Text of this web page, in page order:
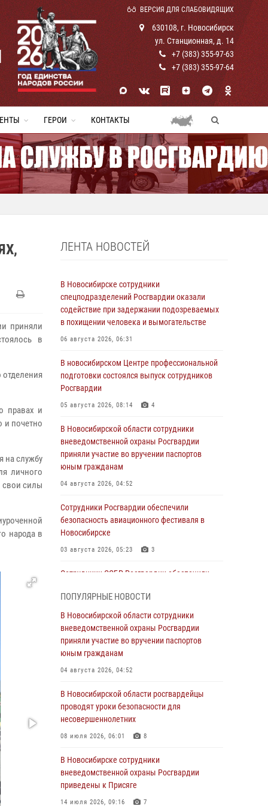
ВЕРСИЯ ДЛЯ СЛАБОВИДЯЩИХ
630108, г. Новосибирск
ул. Станционная, д. 14
+7 (383) 355-97-63
+7 (383) 355-97-64
ГЕРОИ КОНТАКТЫ
приняли
в
правах и
и почетно
на службу
личного
свои силы
народа в
ЛЕНТА НОВОСТЕЙ
В Новосибирске сотрудники
спецподразделений Росгвардии оказали
содействие при задержании подозреваемых
в похищении человека и вымогательстве
06 августа 2026, 06:31
В новосибирском Центре профессиональной
подготовки состоялся выпуск сотрудников
Росгвардии
05 августа 2026, 08:14 4
В Новосибирской области сотрудники
вневедомственной охраны Росгвардии
приняли участие во вручении паспортов
юным гражданам
04 августа 2026, 04:52
Сотрудники Росгвардии обеспечили
безопасность авиационного фестиваля в
Новосибирске
03 августа 2026, 05:23 3
Сотрудники СОБР Росгвардии обеспечили
обысков в рамках расследования серии
мошенничеств
31 июля 2026, 07:52
В Новосибирском военном институте
30 июля 2026, 08:11 8
При силовой поддержке бойцов ОМОН и
СОБР Росгвардии пресечена деятельность
сфере страхования
29 июля 2026, 05:19
В Новосибирске сотрудниками
ПОПУЛЯРНЫЕ НОВОСТИ
В Новосибирской области сотрудники
вневедомственной охраны Росгвардии
приняли участие во вручении паспортов
юным гражданам
04 августа 2026, 04:52
В Новосибирской области росгвардейцы
проводят уроки безопасности для
несовершеннолетних
08 июля 2026, 06:01 8
В Новосибирске сотрудники
вневедомственной охраны Росгвардии
приведены к Присяге
14 июля 2026, 09:16 7